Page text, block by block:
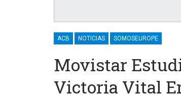
ACB NOTICIAS SOMOSEUROPE
Movistar
Victoria Vital